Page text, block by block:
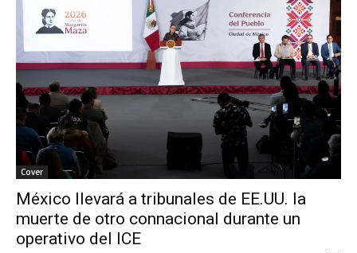
Cover
México llevará a tribunales de EE.UU. la
muerte de otro connacional durante un
operativo del ICE